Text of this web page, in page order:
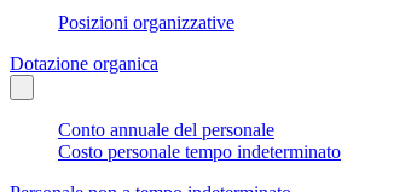
Posizioni organizzative
Dotazione organica
Conto annuale del personale
Costo personale tempo indeterminato